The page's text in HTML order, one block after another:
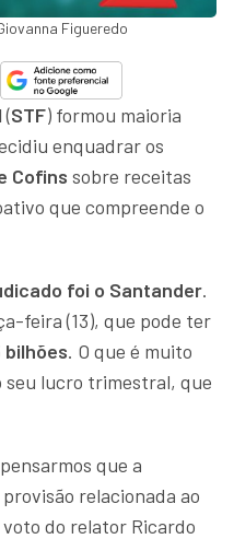
Figueredo
(STF) formou maioria
enquadrar os
Cofins sobre receitas
que compreende o
foi o Santander.
feira (13), que pode ter
bilhões. O que é muito
seu lucro trimestral, que
que a
relacionada ao
do relator Ricardo